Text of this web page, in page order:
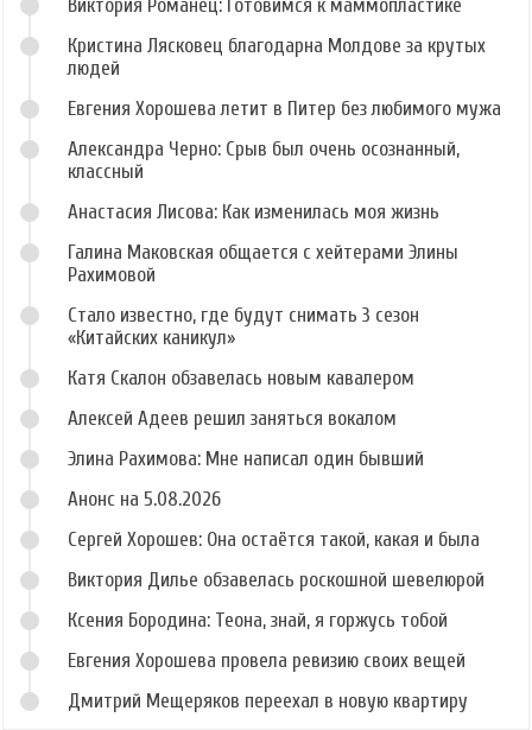
Виктория Романец: Готовимся к маммопластике
Кристина Лясковец благодарна Молдове за крутых
людей
Евгения Хорошева летит в Питер без любимого мужа
Александра Черно: Срыв был очень осознанный,
классный
Анастасия Лисова: Как изменилась моя жизнь
Галина Маковская общается с хейтерами Элины
Рахимовой
Стало известно, где будут снимать 3 сезон
«Китайских каникул»
Катя Скалон обзавелась новым кавалером
Алексей Адеев решил заняться вокалом
Элина Рахимова: Мне написал один бывший
Анонс на 5.08.2026
Сергей Хорошев: Она остаётся такой, какая и была
Виктория Дилье обзавелась роскошной шевелюрой
Ксения Бородина: Теона, знай, я горжусь тобой
Евгения Хорошева провела ревизию своих вещей
Дмитрий Мещеряков переехал в новую квартиру